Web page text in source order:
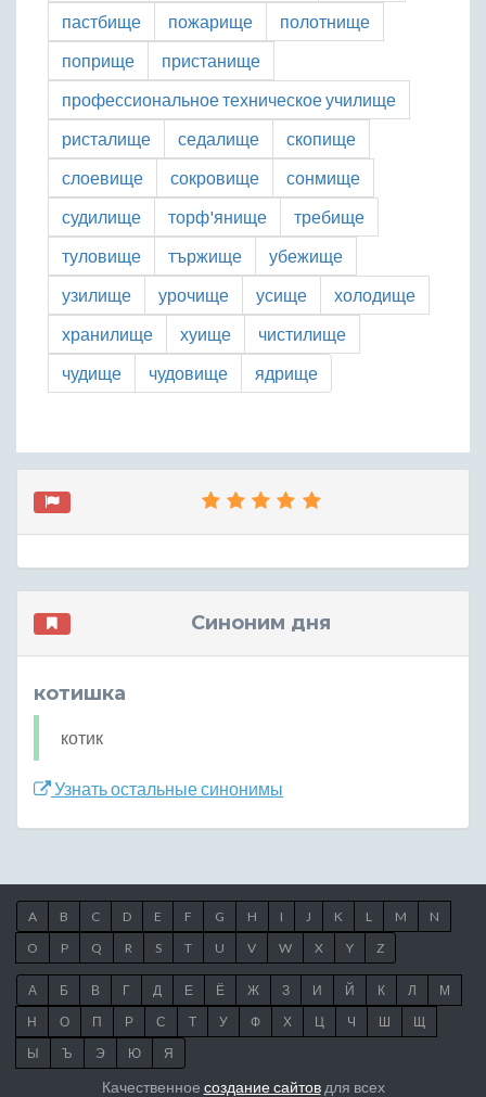
пастбище
пожарище
полотнище
поприще
пристанище
профессиональное техническое училище
ристалище
седалище
скопище
слоевище
сокровище
сонмище
судилище
торф'янище
требище
туловище
тържище
убежище
узилище
урочище усище
холодище
хранилище
хуище
чистилище
чудище
чудовище ядрище
Синоним дня
котишка
котик
Узнать остальные синонимы
A B C D E F G H I J K L M
N
O
P Q R S T U V W X Y Z
А Б В Г Д Е Ё Ж З И Й К Л
М
Н
О П Р С Т У Ф Х Ц Ч Ш
Щ
Ы
Ъ Э Ю Я
Качественное создание сайтовдля всех